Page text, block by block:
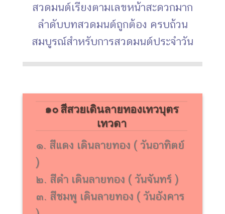
สวดมนต์เรียงตามเลขหน้าสะดวกมาก
ลำดับบทสวดมนต์ถูกต้อง ครบถ้วน
สมบูรณ์สำหรับการสวดมนต์ประจำวัน
๑๐ สีสวยเดินลายทองเทวบุตร
เทวดา
๑. สีแดง เดินลายทอง ( วันอาทิตย์
)
๒. สีดำ เดินลายทอง ( วันจันทร์ )
๓. สีชมพู เดินลายทอง ( วันอังคาร